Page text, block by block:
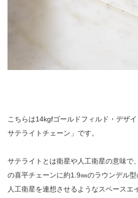
こちらは14kgfゴールドフィルド・デザ
サテライトチェーン」です。
サテライトとは衛星や人工衛星の意味で
の喜平チェーンに約1.9㎜のラウンデル型
人工衛星を連想させるようなスペースエ